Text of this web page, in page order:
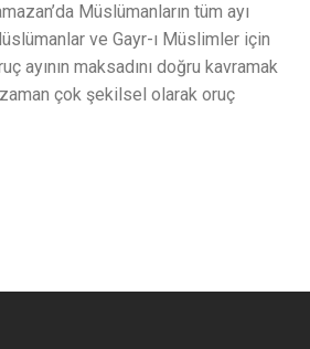
Müslümanların tüm ayı
ve Gayr-ı Müslimler için
ayının maksadını doğru kavramak
çok şekilsel olarak oruç